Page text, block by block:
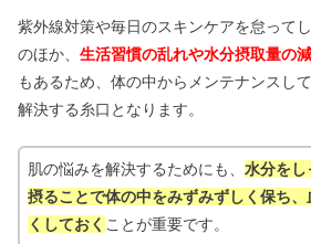
紫外線対策や毎日のスキンケアを怠って
のほか、 生活習慣の乱れや水分摂取量の
もあるため、体の中からメンテナンスし
解決する糸口となります。
肌の悩みを解決するためにも、 水分をし
摂ることで体の中をみずみずしく保ち、
くしておく ことが重要です。